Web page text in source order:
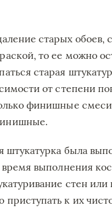
старых
то ее можно
старая
от степени
финишные
штукатурка была
время выполнения
стен
приступать к их